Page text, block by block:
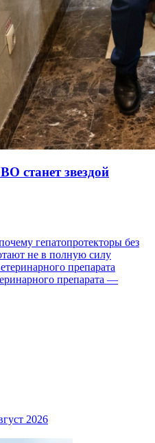
станет звездой
гепатопротекторы без
не в полную силу
препарата
препарата —
2026